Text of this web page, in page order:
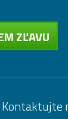
ZĽAVU
Kontaktujte